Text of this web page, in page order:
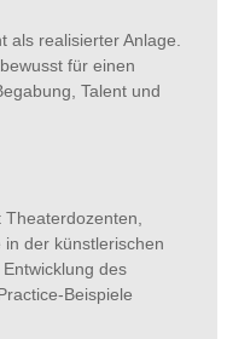
als realisierter Anlage.
für einen
Talent und
der künstlerischen
des
Beispiele